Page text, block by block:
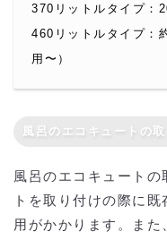
370リットルタイプ：
460リットルタイプ：
用〜）
風呂のエコキュートの
風呂のエコキュート
トを取り付けの際に
用がかかります。ま